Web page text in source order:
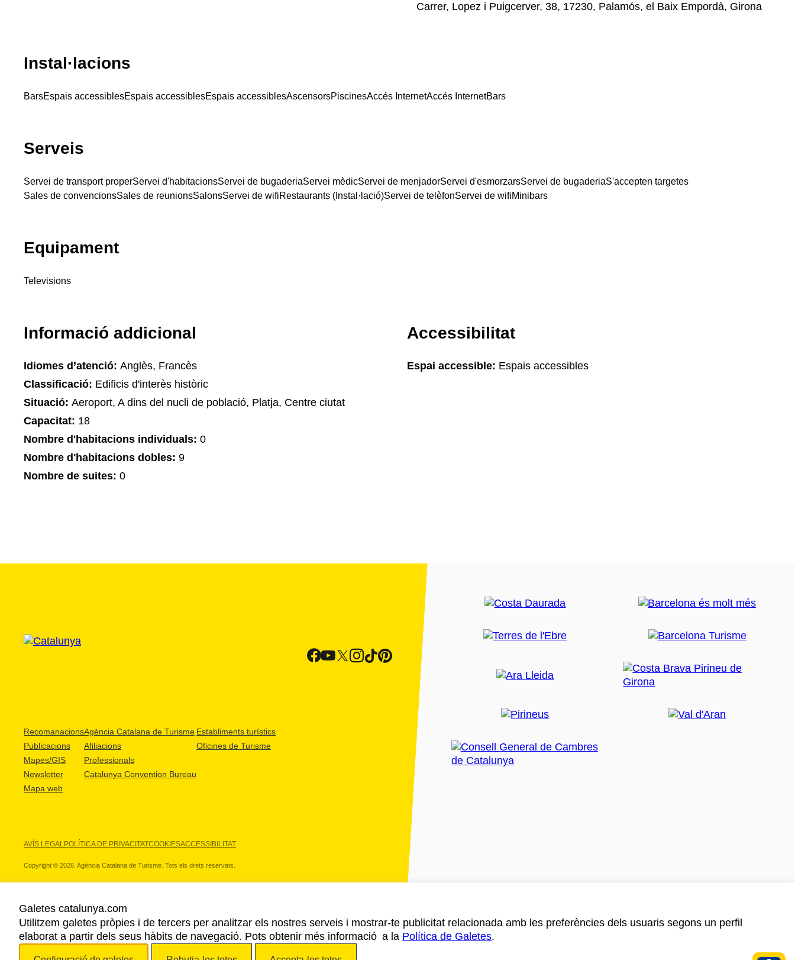
Carrer, Lopez i Puigcerver, 38, 17230, Palamós, el Baix Empordà, Girona
Instal·lacions
BarsEspais accessiblesEspais accessiblesEspais accessiblesAscensorsPiscinesAccés InternetAccés InternetBars
Serveis
Servei de transport properServei d'habitacionsServei de bugaderiaServei mèdicServei de menjadorServei d'esmorzarsServei de bugaderiaS'accepten targetes
Sales de convencionsSales de reunionsSalonsServei de wifiRestaurants (Instal·lació)Servei de telèfonServei de wifiMinibars
Equipament
Televisions
Informació addicional
Idiomes d’atenció: Anglès, Francès
Classificació: Edificis d'interès històric
Situació: Aeroport, A dins del nucli de població, Platja, Centre ciutat
Capacitat: 18
Nombre d'habitacions individuals: 0
Nombre d'habitacions dobles: 9
Nombre de suites: 0
Accessibilitat
Espai accessible: Espais accessibles
Recomanacions
Publicacions
Mapes/GIS
Newsletter
Mapa web
Agència Catalana de Turisme
Afiliacions
Professionals
Catalunya Convention Bureau
Establiments turístics
Oficines de Turisme
AVÍS LEGALPOLÍTICA DE PRIVACITATCOOKIESACCESSIBILITAT
Copyright © 2026. Agència Catalana de Turisme. Tots els drets reservats.
ELS NOSTRES PARTNERS
Galetes catalunya.com
Utilitzem galetes pròpies i de tercers per analitzar els nostres serveis i mostrar-te publicitat relacionada amb les preferències dels usuaris segons un perfil
elaborat a partir dels seus hàbits de navegació. Pots obtenir més informació a la Política de Galetes.